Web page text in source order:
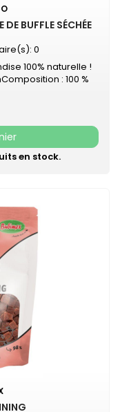
BUFFLE SÉCHÉE
0
100% naturelle !
: 100 %
de sucre ajouté
en stock.